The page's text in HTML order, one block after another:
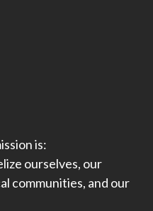
is:
ourselves, our
communities, and our